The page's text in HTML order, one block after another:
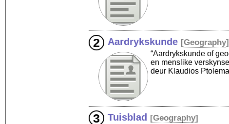
Aardrykskunde [Geography]
“Aardrykskunde of
en menslike
deur Klaudios
Tuisblad [Geography]